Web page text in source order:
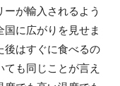
が輸入されるよう
に広がりを見せま
後はすぐに食べるの
も同じことが言え